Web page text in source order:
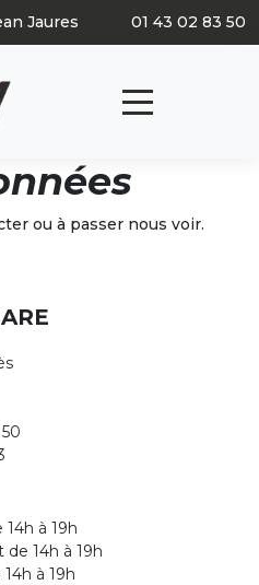
Jaures 01 43 02 83 50
ou à passer nous voir.
à 19h
de 14h à 19h
à 19h